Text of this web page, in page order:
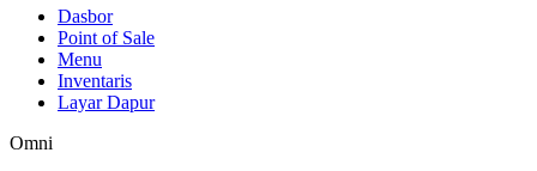
Dasbor
Point of Sale
Menu
Inventaris
Layar Dapur
Omni